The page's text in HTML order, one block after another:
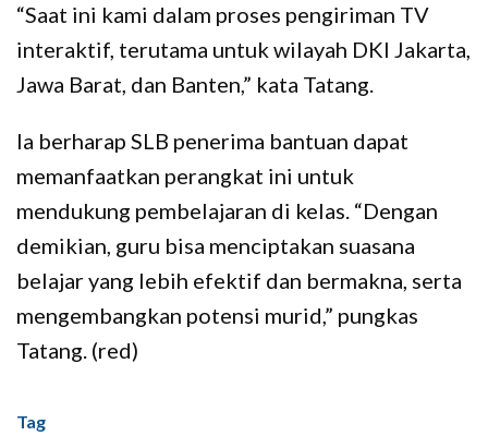
“Saat ini kami dalam proses pengiriman TV
interaktif, terutama untuk wilayah DKI Jakarta,
Jawa Barat, dan Banten,” kata Tatang.
Ia berharap SLB penerima bantuan dapat
memanfaatkan perangkat ini untuk
mendukung pembelajaran di kelas. “Dengan
demikian, guru bisa menciptakan suasana
belajar yang lebih efektif dan bermakna, serta
mengembangkan potensi murid,” pungkas
Tatang. (red)
Tag